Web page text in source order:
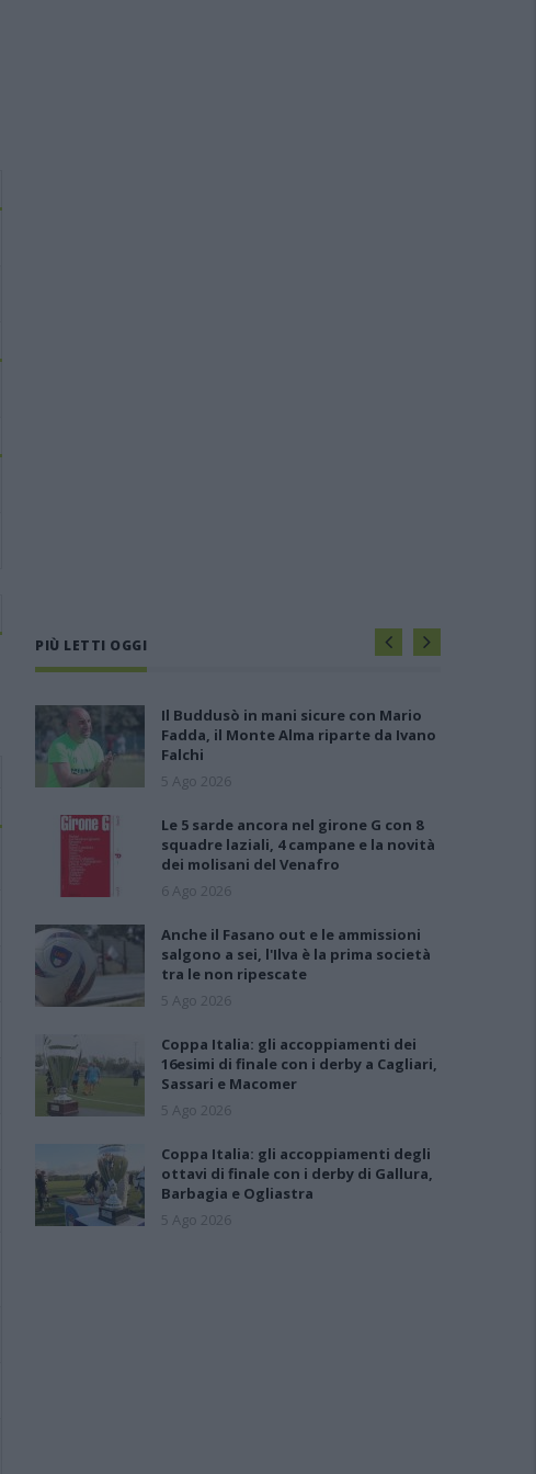
PIÙ LETTI OGGI
Il Buddusò in mani sicure con Mario
Fadda, il Monte Alma riparte da Ivano
Falchi
5 Ago 2026
Le 5 sarde ancora nel girone G con 8
squadre laziali, 4 campane e la novità
dei molisani del Venafro
6 Ago 2026
Anche il Fasano out e le ammissioni
salgono a sei, l'Ilva è la prima società
tra le non ripescate
5 Ago 2026
Coppa Italia: gli accoppiamenti dei
16esimi di finale con i derby a Cagliari,
Sassari e Macomer
5 Ago 2026
Coppa Italia: gli accoppiamenti degli
ottavi di finale con i derby di Gallura,
Barbagia e Ogliastra
5 Ago 2026